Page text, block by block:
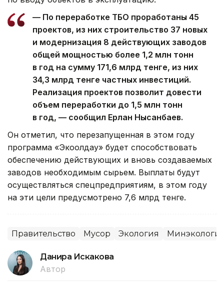
— По переработке ТБО проработаны 45
проектов, из них строительство 37 новых
и модернизация 8 действующих заводов
общей мощностью более 1,2 млн тонн
в год на сумму 171,6 млрд тенге, из них
34,3 млрд тенге частных инвестиций.
Реализация проектов позволит довести
объем переработки до 1,5 млн тонн
в год, — сообщил Ерлан Нысанбаев.
Он отметил, что перезапущенная в этом году
программа «Экоқолдау» будет способствовать
обеспечению действующих и вновь создаваемых
заводов необходимым сырьем. Выплаты будут
осуществляться спецпредприятиям, в этом году
на эти цели предусмотрено 7,6 млрд тенге.
Правительство Мусор Экология
Данира Искакова
Автор